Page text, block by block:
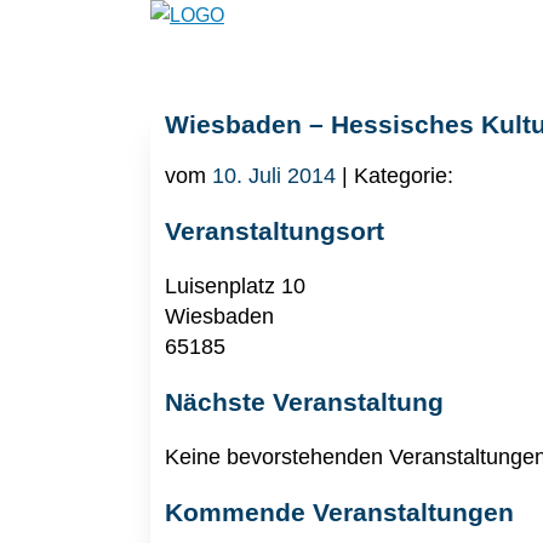
Wiesbaden – Hessisches
vom 10. Juli 2014 | Kategorie:
Veranstaltungsort
Luisenplatz 10
Wiesbaden
65185
Nächste Veranstaltung
Keine bevorstehenden
Kommende Veranstaltungen